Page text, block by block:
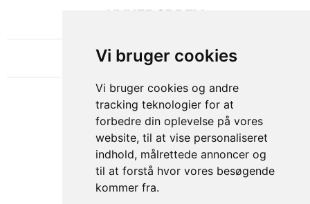
Vi bruger cookies
Vi bruger cookies og andre
tracking teknologier for at
forbedre din oplevelse på vores
website, til at vise personaliseret
indhold, målrettede annoncer og
til at forstå hvor vores besøgende
kommer fra.
NYHEDSBREV
OM GAMECHANGER